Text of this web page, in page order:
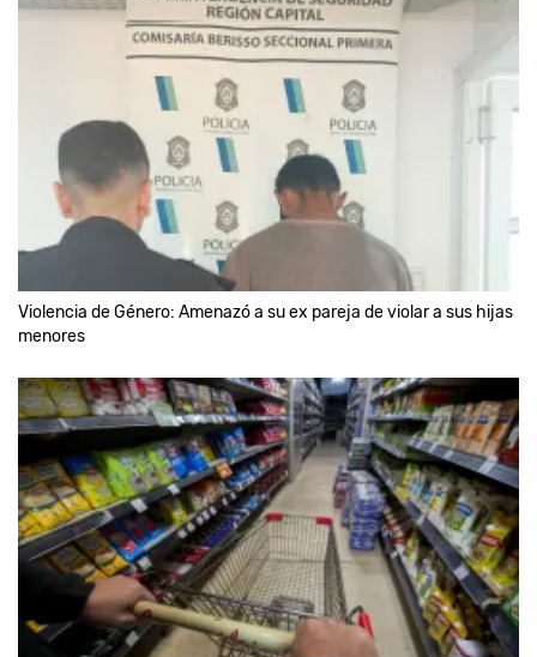
Violencia de Género: Amenazó a su ex pareja de violar a sus hijas
menores